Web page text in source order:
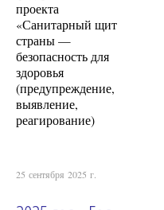
проекта
«Санитарный щит
страны —
безопасность для
здоровья
(предупреждение,
выявление,
реагирование)
25 сентября 2025 г.